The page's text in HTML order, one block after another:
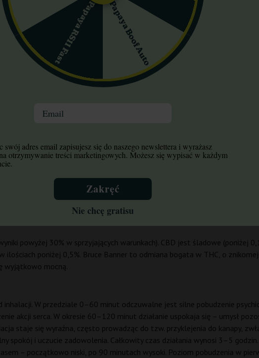
żywicy. Proces feminizowania tych nasion przebiega bardzo
indoor osiągają 100-150 cm, a outdoor nawet 250 cm. Charakteryzują się
Kwiaty są gęste, pokryte grubą warstwą trichomów i mają kształt
na późny październik (półkula północna). Plon w uprawie pod dachem
ostrości i cytrusów, a smak jest owocowo-korzenny z wyraźną nutą
po czym przechodzi w głęboki relaks ciała. To odmiana dla koneserów,
kannabinoidy i działanie
z wyraźną nutą diesla i cytrusów. Intensywność aromatu jest
w ziemiste i paliwowe akcenty, z długim, korzennym finiszem.
humulen i octan geranylu. Pąki są gęste, zbite, o średniej twardości –
dotyku czuć lepką warstwę trichomów. Podatność na kruszenie jest niska
optymalnych warunków (sucho, ciemno, 18–20°C) można cieszyć się
powyżej 30% w sprzyjających warunkach). CBD jest śladowe (poniżej
ilościach poniżej 0,5%. Bruce Banner to odmiana bogata w THC, o
wyjątkowo mocną.
W przedziale 0–60 minut odczuwalne jest silne pobudzenie
akcji serca. W okresie 60–120 minut działanie uspokaja się – umysł
staje się wyraźna, często prowadząc do tzw. przyklejenia do kanapy,
spokój i uczucie zadowolenia. Całkowity czas działania wynosi 3–5
– początkowo niski, po 90 minutach wysoki. Poziom pobudzenia w
Papaya Boof Auto
Papaya RS11 Fast
Email
swój adres email zapisujesz się do naszego newslettera i wyrażasz
otrzymywanie treści marketingowych. Możesz się wypisać w każdym
Zakręć
Nie chcę gratisu